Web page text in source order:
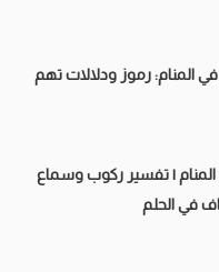
المنام: رموز ودلالات تهم
| تفسير ركوب وسماع
في الحلم